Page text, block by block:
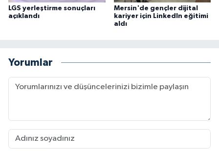
LGS yerleştirme sonuçları
açıklandı
Mersin'de gençler dijital
kariyer için LinkedIn eğitimi
aldı
Yorumlar